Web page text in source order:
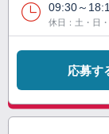
09:30～
休日：土・日
応募す